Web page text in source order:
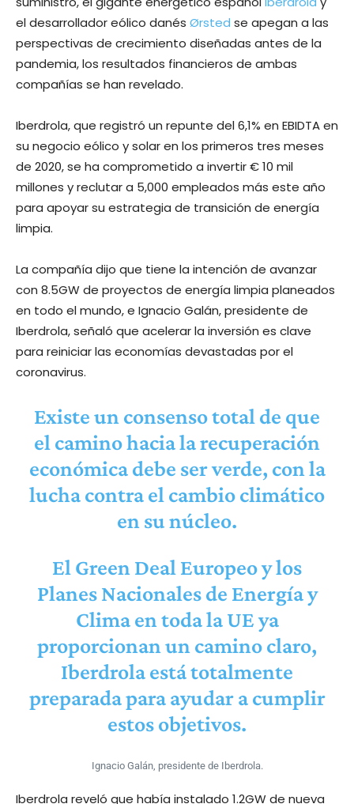
el desarrollador eólico danés Ørsted se apegan a las
perspectivas de crecimiento diseñadas antes de la
pandemia, los resultados financieros de ambas
compañías se han revelado.
Iberdrola, que registró un repunte del 6,1% en EBIDTA en
su negocio eólico y solar en los primeros tres meses
de 2020, se ha comprometido a invertir € 10 mil
millones y reclutar a 5,000 empleados más este año
para apoyar su estrategia de transición de energía
limpia.
La compañía dijo que tiene la intención de avanzar
con 8.5GW de proyectos de energía limpia planeados
en todo el mundo, e Ignacio Galán, presidente de
Iberdrola, señaló que acelerar la inversión es clave
para reiniciar las economías devastadas por el
coronavirus.
Existe un consenso total de que
el camino hacia la recuperación
económica debe ser verde, con la
lucha contra el cambio climático
en su núcleo.
El Green Deal Europeo y los
Planes Nacionales de Energía y
Clima en toda la UE ya
proporcionan un camino claro,
Iberdrola está totalmente
preparada para ayudar a cumplir
estos objetivos.
Ignacio Galán, presidente de Iberdrola.
Iberdrola reveló que había instalado 1.2GW de nueva